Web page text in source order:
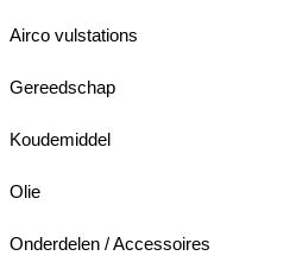
Airco vulstations
Gereedschap
Koudemiddel
Olie
Onderdelen / Accessoires